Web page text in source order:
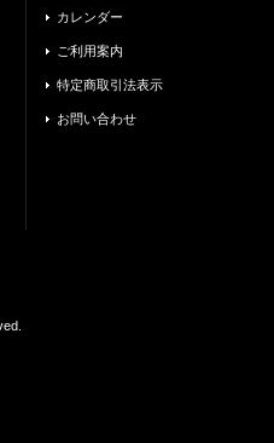
カレンダー
ご利用案内
特定商取引法表示
お問い合わせ